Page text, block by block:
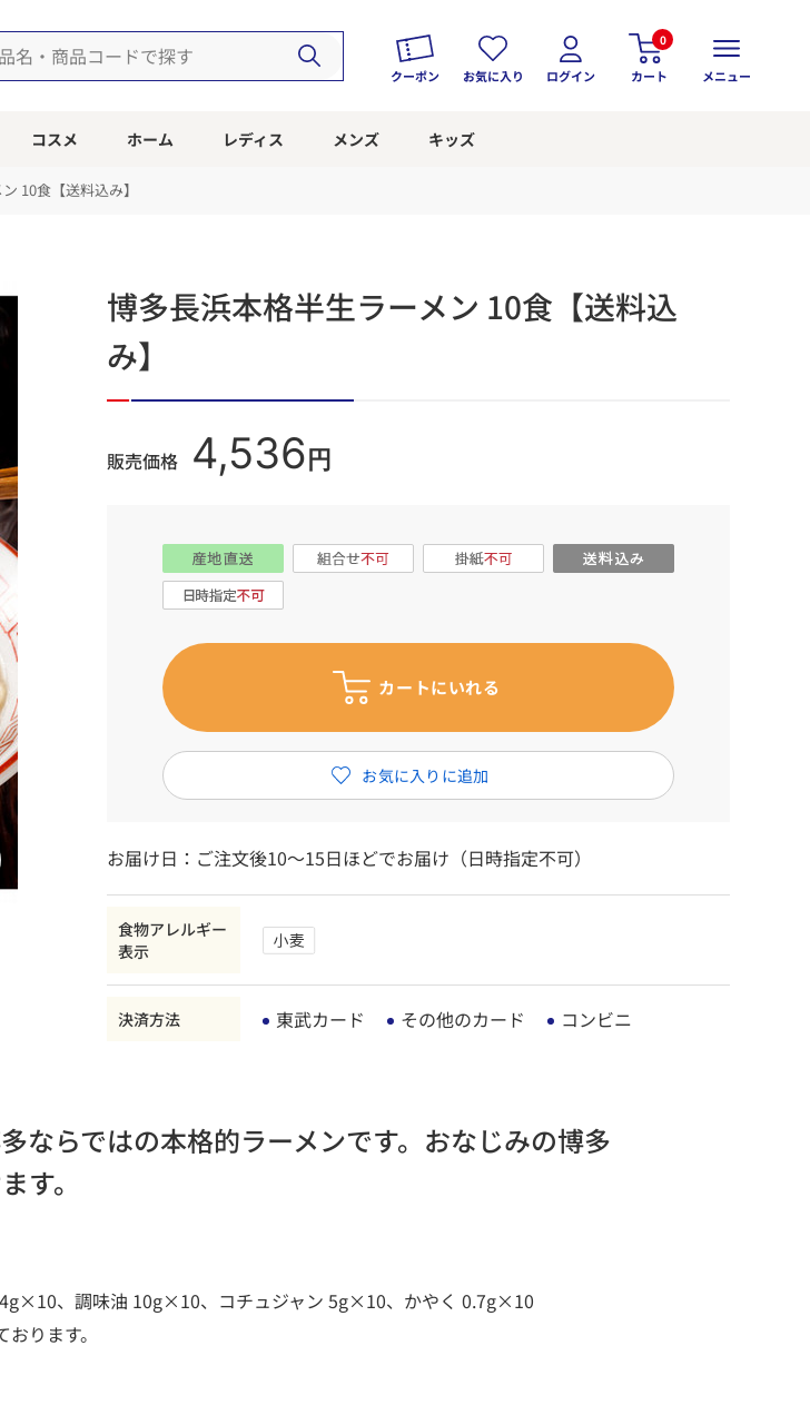
クーポン お気に入り ログイン
0
カート メニュー
コスメ ホーム レディス メンズ キッズ
10食【送料込み】
博多長浜本格半生ラーメン 10食【送料込
み】
販売価格 4,536円
お届け日：ご注文後10～15日ほどでお届け（日時指定不可）
食物アレルギー
表示
決済方法 東武カード その他のカード コンビニ
ならではの本格的ラーメンです。おなじみの博多
す。
、調味油 10g×10、コチュジャン 5g×10、かやく 0.7g×10
ります。